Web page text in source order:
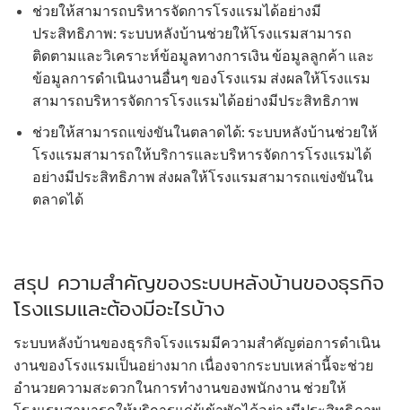
ช่วยให้สามารถบริหารจัดการโรงแรมได้อย่างมี
ประสิทธิภาพ: ระบบหลังบ้านช่วยให้โรงแรมสามารถ
ติดตามและวิเคราะห์ข้อมูลทางการเงิน ข้อมูลลูกค้า และ
ข้อมูลการดำเนินงานอื่นๆ ของโรงแรม ส่งผลให้โรงแรม
สามารถบริหารจัดการโรงแรมได้อย่างมีประสิทธิภาพ
ช่วยให้สามารถแข่งขันในตลาดได้: ระบบหลังบ้านช่วยให้
โรงแรมสามารถให้บริการและบริหารจัดการโรงแรมได้
อย่างมีประสิทธิภาพ ส่งผลให้โรงแรมสามารถแข่งขันใน
ตลาดได้
สรุป ความสำคัญของระบบหลังบ้านของธุรกิจ
โรงแรมและต้องมีอะไรบ้าง
ระบบหลังบ้านของธุรกิจโรงแรมมีความสำคัญต่อการดำเนิน
งานของโรงแรมเป็นอย่างมาก เนื่องจากระบบเหล่านี้จะช่วย
อำนวยความสะดวกในการทำงานของพนักงาน ช่วยให้